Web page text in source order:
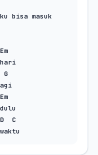
Em
G
Em
D
C